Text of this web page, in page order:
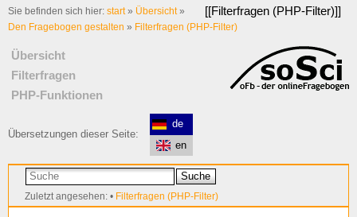
[[Filterfragen (PHP-Filter)]]
Sie befinden sich hier: start» Übersicht»
Den Fragebogen gestalten » Filterfragen (PHP-Filter)
Übersicht
Filterfragen
PHP-Funktionen
Übersetzungen dieser Seite:
de
en
Suche
Zuletzt angesehen: • Filterfragen (PHP-Filter)